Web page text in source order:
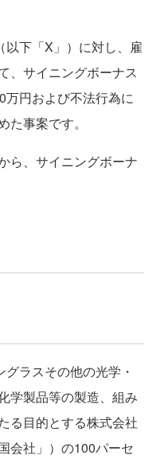
下「X」）に対し、雇
、サイニングボーナス
万円および不法行為に
事案です。
ら、サイニングボーナ
ラスその他の光学・
学製品等の製造、組み
る目的とする株式会社
会社」）の100パーセ